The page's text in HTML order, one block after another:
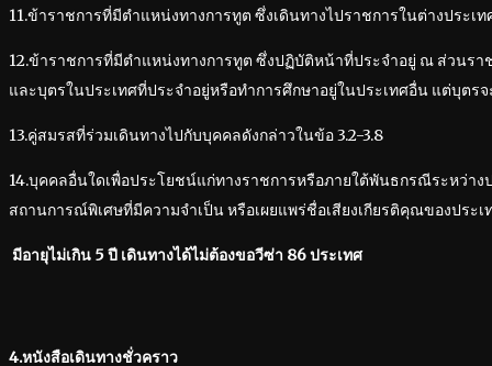
11.ข้าราชการที่มีตำแหน่งทางการทูต ซึ่งเดินทางไปราชการในต่างประเท
12.ข้าราชการที่มีตำแหน่งทางการทูต ซึ่งปฏิบัติหน้าที่ประจำอยู่ ณ ส่วนรา
และบุตรในประเทศที่ประจำอยู่หรือทำการศึกษาอยู่ในประเทศอื่น แต่บุตรจ
13.คู่สมรสที่ร่วมเดินทางไปกับบุคคลดังกล่าวในข้อ 3.2-3.8
14.บุคคลอื่นใดเพื่อประโยชน์แก่ทางราชการหรือภายใต้พันธกรณีระหว่าง
สถานการณ์พิเศษที่มีความจำเป็น หรือเผยแพร่ชื่อเสียงเกียรติคุณของประเ
มีอายุไม่เกิน 5 ปี เดินทางได้ไม่ต้องขอวีซ่า 86 ประเทศ
4.หนังสือเดินทางชั่วคราว